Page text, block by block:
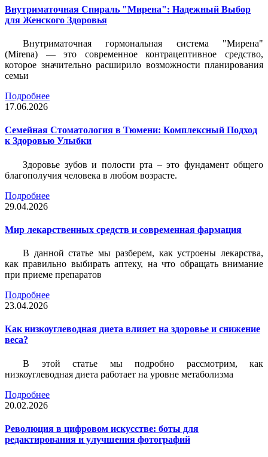
Внутриматочная Спираль "Мирена": Надежный Выбор
для Женского Здоровья
Внутриматочная гормональная система "Мирена"
(Mirena) — это современное контрацептивное средство,
которое значительно расширило возможности планирования
семьи
Подробнее
17.06.2026
Семейная Стоматология в Тюмени: Комплексный Подход
к Здоровью Улыбки
Здоровье зубов и полости рта – это фундамент общего
благополучия человека в любом возрасте.
Подробнее
29.04.2026
Мир лекарственных средств и современная фармация
В данной статье мы разберем, как устроены лекарства,
как правильно выбирать аптеку, на что обращать внимание
при приеме препаратов
Подробнее
23.04.2026
Как низкоуглеводная диета влияет на здоровье и снижение
веса?
В этой статье мы подробно рассмотрим, как
низкоуглеводная диета работает на уровне метаболизма
Подробнее
20.02.2026
Революция в цифровом искусстве: боты для
редактирования и улучшения фотографий